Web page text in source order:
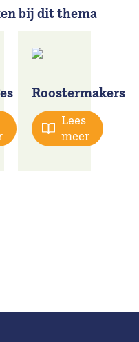
bij dit thema
Roostermakers
Lees
meer